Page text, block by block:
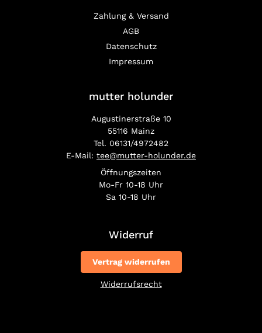
Zahlung & Versand
AGB
Datenschutz
Impressum
mutter holunder
Augustinerstraße 10
55116 Mainz
Tel. 06131/4972482
E-Mail: tee@mutter-holunder.de
Öffnungszeiten
Mo-Fr 10-18 Uhr
Sa 10-18 Uhr
Widerruf
Vertrag widerrufen
Widerrufsrecht